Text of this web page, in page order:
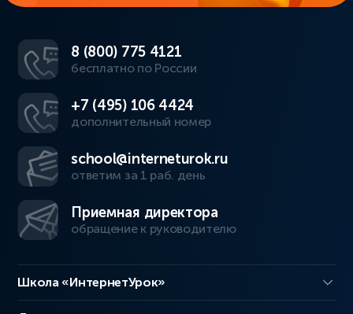
8 (800) 775 4121
бесплатно по России
+7 (495) 106 4424
дополнительный номер
school@interneturok.ru
ответим за 1 раб. день
Приемная директора
обращение к руководителю
Школа «ИнтернетУрок»